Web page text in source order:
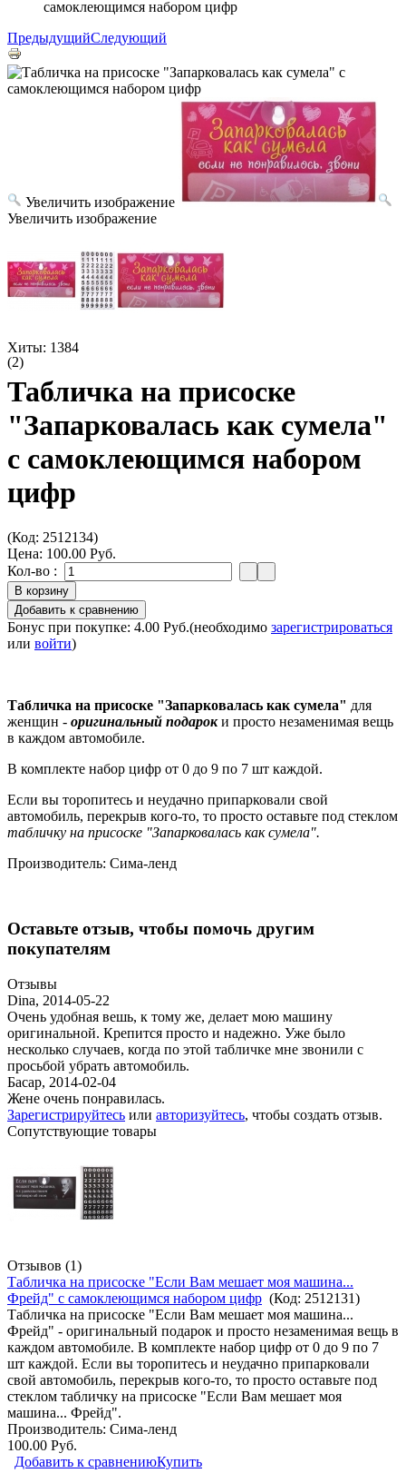
самоклеющимся набором цифр
ПредыдущийСледующий
Увеличить изображение
Увеличить изображение
Хиты: 1384
(2)
Табличка на присоске
"Запарковалась как сумела"
с самоклеющимся набором
цифр
(Код: 2512134)
Цена: 100.00 Руб.
Кол-во :
Бонус при покупке: 4.00 Руб.(необходимо зарегистрироваться
или войти)
Табличка на присоске "Запарковалась как сумела" для
женщин - оригинальный подароки просто незаменимая вещь
в каждом автомобиле.
В комплекте набор цифр от 0 до 9 по 7 шт каждой.
Если вы торопитесь и неудачно припарковали свой
автомобиль, перекрыв кого-то, то просто оставьте под стеклом
табличку на присоске "Запарковалась как сумела".
Производитель: Сима-ленд
Оставьте отзыв, чтобы помочь другим
покупателям
Отзывы
Dina, 2014-05-22
Очень удобная вешь, к тому же, делает мою машину
оригинальной. Крепится просто и надежно. Уже было
несколько случаев, когда по этой табличке мне звонили с
просьбой убрать автомобиль.
Басар, 2014-02-04
Жене очень понравилась.
Зарегистрируйтесь или авторизуйтесь, чтобы создать отзыв.
Сопутствующие товары
Отзывов (1)
Табличка на присоске "Если Вам мешает моя машина...
Фрейд" с самоклеющимся набором цифр (Код: 2512131)
Табличка на присоске "Если Вам мешает моя машина...
Фрейд" - оригинальный подарок и просто незаменимая вещь в
каждом автомобиле. В комплекте набор цифр от 0 до 9 по 7
шт каждой. Если вы торопитесь и неудачно припарковали
свой автомобиль, перекрыв кого-то, то просто оставьте под
стеклом табличку на присоске "Если Вам мешает моя
машина... Фрейд".
Производитель: Сима-ленд
100.00 Руб.
Добавить к сравнениюКупить